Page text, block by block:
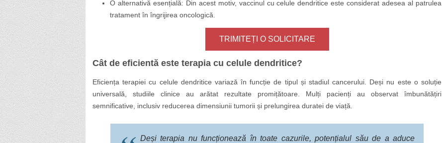
O alternativă esențială: Din acest motiv, vaccinul cu celule dendritice este considerat adesea al patrulea
tratament în îngrijirea oncologică.
TRIMITEȚI O SOLICITARE
Cât de eficientă este terapia cu celule dendritice?
Eficiența terapiei cu celule dendritice variază în funcție de tipul și stadiul cancerului. Deși nu este o soluție
universală, studiile clinice au arătat rezultate promițătoare. Mulți pacienți au observat îmbunătățiri
semnificative, inclusiv reducerea dimensiunii tumorii și prelungirea duratei de viață.
Deși terapia nu funcționează în toate cazurile, potențialul său de a aduce